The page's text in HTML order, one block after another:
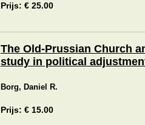
Prijs: € 25.00
The Old-Prussian Church
study in political
Borg, Daniel R.
Prijs: € 15.00